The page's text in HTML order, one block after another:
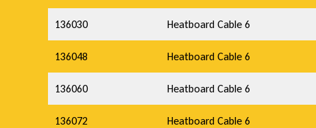
136030 Heatboard Cable 6
136048 Heatboard Cable 6
136060 Heatboard Cable 6
136072 Heatboard Cable 6